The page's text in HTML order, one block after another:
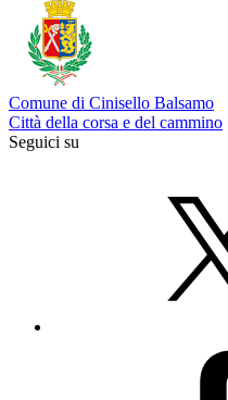
Comune di Cinisello Balsamo
Città della corsa e del cammino
Seguici su